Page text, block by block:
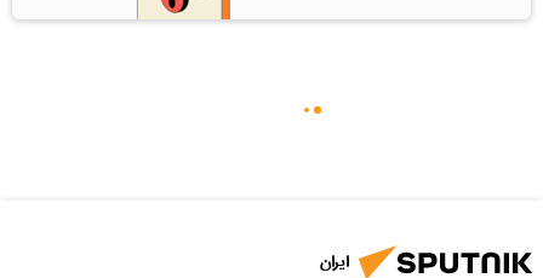
ایران